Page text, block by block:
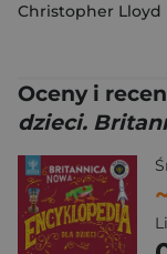
Christopher Lloyd
Oceny i
dzieci.